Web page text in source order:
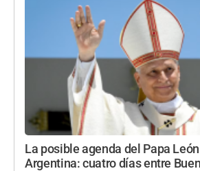
La posible agenda del Papa
Argentina: cuatro días entre